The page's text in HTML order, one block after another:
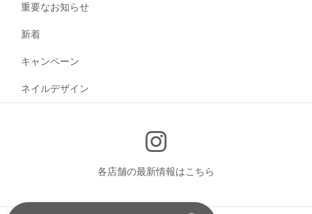
重要なお知らせ
新着
キャンペーン
ネイルデザイン
各店舗の最新情報はこちら